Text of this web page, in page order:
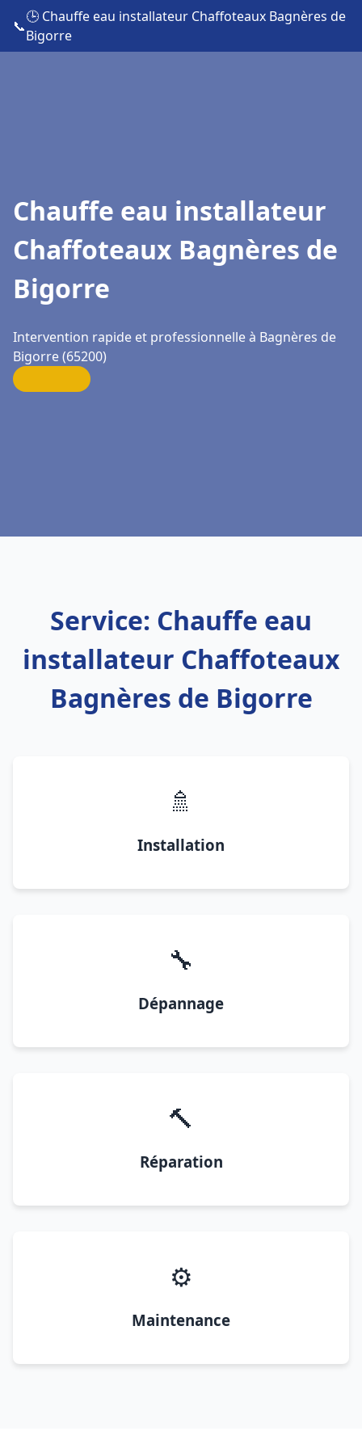
📞
🕒 Chauffe eau installateur Chaffoteaux Bagnères de
Bigorre
Chauffe eau installateur
Chaffoteaux Bagnères de
Bigorre
Intervention rapide et professionnelle à Bagnères de
Bigorre (65200)
Service: Chauffe eau
installateur Chaffoteaux
Bagnères de Bigorre
🚿
Installation
🔧
Dépannage
🔨
Réparation
⚙️
Maintenance